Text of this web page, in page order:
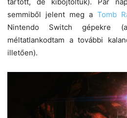
semmiből jelent meg a Tomb
Nintendo Switch gépekre
méltatlankodtam a további
illetően).